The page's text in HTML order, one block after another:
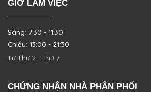
GIỜ LÀM VIỆC
Sáng: 7:30 - 11:30
Chiều: 13:00 - 21:30
Từ Thứ 2 - Thứ 7
CHỨNG NHẬN NHÀ PHÂN PHỐI